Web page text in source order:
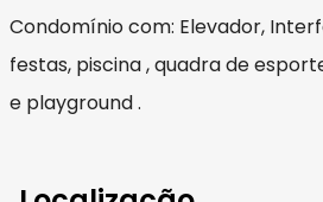
Condomínio com: Elevador,
festas, piscina , quadra de
e playground .